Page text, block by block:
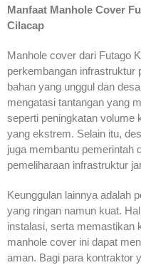
Manfaat Manhole Cover
Cilacap
Manhole cover dari Futago
perkembangan infrastruktur
bahan yang unggul dan
mengatasi tantangan yang
seperti peningkatan volume
yang ekstrem. Selain itu,
juga membantu pemerintah
pemeliharaan infrastruktur
Keunggulan lainnya adalah
yang ringan namun kuat.
instalasi, serta memastikan
manhole cover ini dapat
aman. Bagi para kontraktor